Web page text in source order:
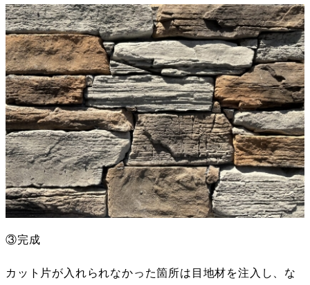
③完成
カット片が入れられなかった箇所は目地材を注入し、な